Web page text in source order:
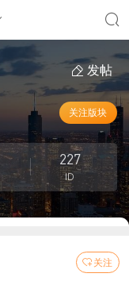
发帖
关注版块
227
ID
关注